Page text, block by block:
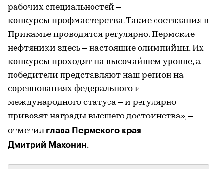
рабочих специальностей –
конкурсы профмастерства. Такие состязания в
Прикамье проводятся регулярно. Пермские
нефтяники здесь – настоящие олимпийцы. Их
конкурсы проходят на высочайшем уровне, а
победители представляют наш регион на
соревнованиях федерального и
международного статуса – и регулярно
привозят награды высшего достоинства», –
отметил глава Пермского края
Дмитрий Махонин.